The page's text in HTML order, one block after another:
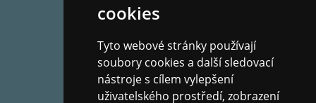
cookies
Tyto webové stránky používají
soubory cookies a další sledovací
nástroje s cílem vylepšení
uživatelského prostředí, zobrazení